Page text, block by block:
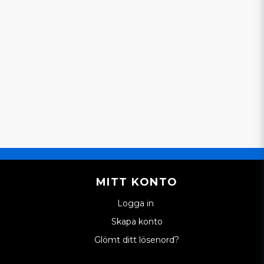
MITT KONTO
Logga in
Skapa konto
Glömt ditt lösenord?